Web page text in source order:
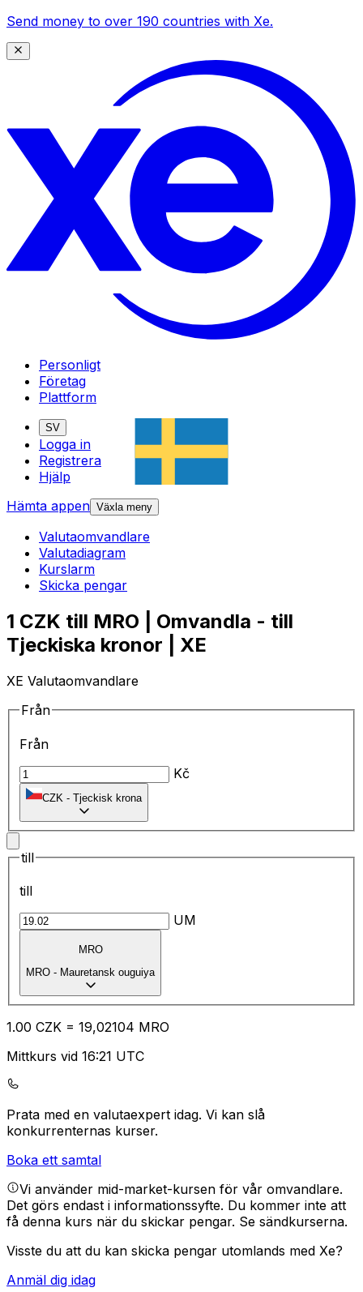
Send money to over 190 countries with Xe.
Personligt
Företag
Plattform
SV
Logga in
Registrera
Hjälp
Hämta appen Växla meny
Valutaomvandlare
Valutadiagram
Kurslarm
Skicka pengar
1 CZK till MRO | Omvandla - till
Tjeckiska kronor | XE
XE Valutaomvandlare
Från
Från
Kč
CZK - Tjeckisk krona
till
till
UM
MRO
MRO - Mauretansk ouguiya
1.00 CZK = 19,02104 MRO
Mittkurs vid 16:21 UTC
Prata med en valutaexpert idag. Vi kan slå
konkurrenternas kurser.
Boka ett samtal
Vi använder mid-market-kursen för vår omvandlare.
Det görs endast i informationssyfte. Du kommer inte att
få denna kurs när du skickar pengar. Se sändkurserna.
Visste du att du kan skicka pengar utomlands med Xe?
Anmäl dig idag